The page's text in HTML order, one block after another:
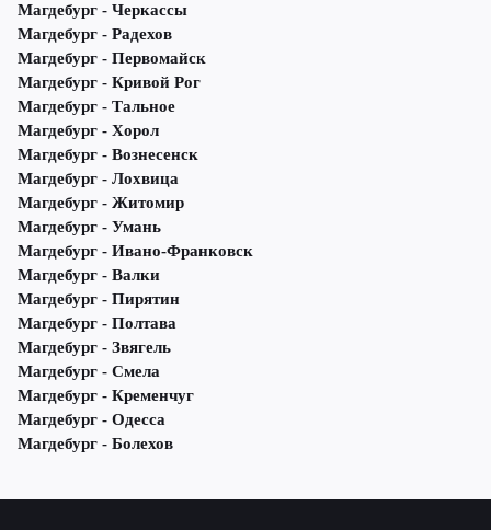
Магдебург - Черкассы
Магдебург - Радехов
Магдебург - Первомайск
Магдебург - Кривой Рог
Магдебург - Тальное
Магдебург - Хорол
Магдебург - Вознесенск
Магдебург - Лохвица
Магдебург - Житомир
Магдебург - Умань
Магдебург - Ивано-Франковск
Магдебург - Валки
Магдебург - Пирятин
Магдебург - Полтава
Магдебург - Звягель
Магдебург - Смела
Магдебург - Кременчуг
Магдебург - Одесса
Магдебург - Болехов